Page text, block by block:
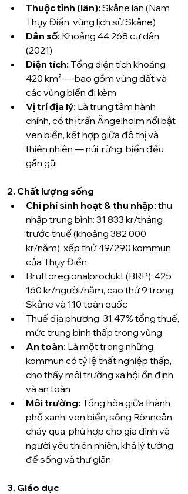
Thuộc tỉnh (län): Skåne län (Nam
Thụy Điển, vùng lịch sử Skåne)
Dân số: Khoảng 44 268 cư dân
(2021)
Diện tích: Tổng diện tích khoảng
420 km² — bao gồm vùng đất và
các vùng biển đi kèm
Vị trí địa lý: Là trung tâm hành
chính, có thị trấn Ängelholm nổi bật
ven biển, kết hợp giữa đô thị và
thiên nhiên — núi, rừng, biển đều
gần gũi
2. Chất lượng sống
Chi phí sinh hoạt & thu nhập: thu
nhập trung bình: 31 833 kr/tháng
trước thuế (khoảng 382 000
kr/năm), xếp thứ 49/290 kommun
của Thụy Điển
Bruttoregionalprodukt (BRP): 425
160 kr/người/năm, cao thứ 9 trong
Skåne và 110 toàn quốc
Thuế địa phương: 31,47% tổng thuế,
mức trung bình thấp trong vùng
An toàn: Là một trong những
kommun có tỷ lệ thất nghiệp thấp,
cho thấy môi trường xã hội ổn định
và an toàn
Môi trường: Tổng hòa giữa thành
phố xanh, ven biển, sông Rönneån
chảy qua, phù hợp cho gia đình và
người yêu thiên nhiên, khá lý tưởng
để sống và thư giãn
3. Giáo dục